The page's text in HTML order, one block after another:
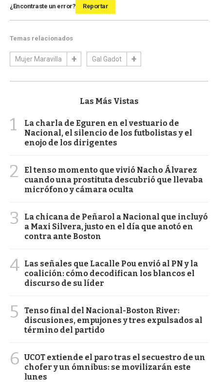
¿Encontraste un error? Reportar
Temas relacionados
Mujer Maravilla Gal Gadot
Las Más Vistas
1
La charla de Eguren en el vestuario de
Nacional, el silencio de los futbolistas y el
enojo de los dirigentes
2
El tenso momento que vivió Nacho Álvarez
cuando una prostituta descubrió que llevaba
micrófono y cámara oculta
3
La chicana de Peñarol a Nacional que incluyó
a Maxi Silvera, justo en el día que anotó en
contra ante Boston
4 Las señales que Lacalle Pou envió al PN y la
coalición: cómo decodifican los blancos el
discurso de su líder
5
Tenso final del Nacional-Boston River:
discusiones, empujones y tres expulsados al
término del partido
6 UCOT extiende el paro tras el secuestro de un
chofer y un ómnibus: se movilizarán este
lunes